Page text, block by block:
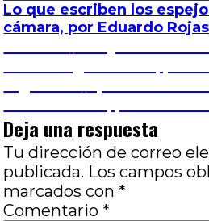
Lo que escriben los
cámara, por Eduardo Rojas
Navegación
de
entradas
Deja una respuesta
Tu dirección de correo
publicada. Los campos
marcados con *
Comentario *